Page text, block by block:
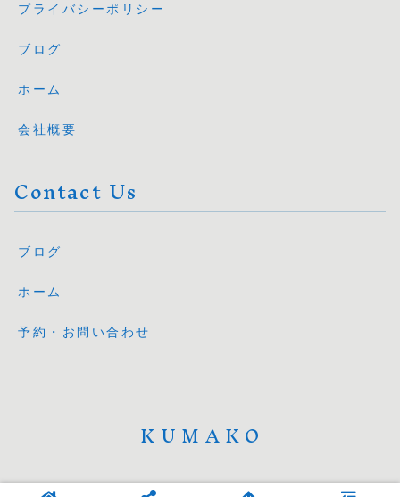
プライバシーポリシー
ブログ
ホーム
会社概要
Contact Us
ブログ
ホーム
予約・お問い合わせ
KUMAKO